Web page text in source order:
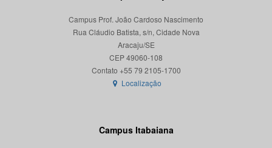
Campus Prof. João Cardoso Nascimento
Rua Cláudio Batista, s/n, Cidade Nova
Aracaju/SE
CEP 49060-108
Localização
Campus Itabaiana